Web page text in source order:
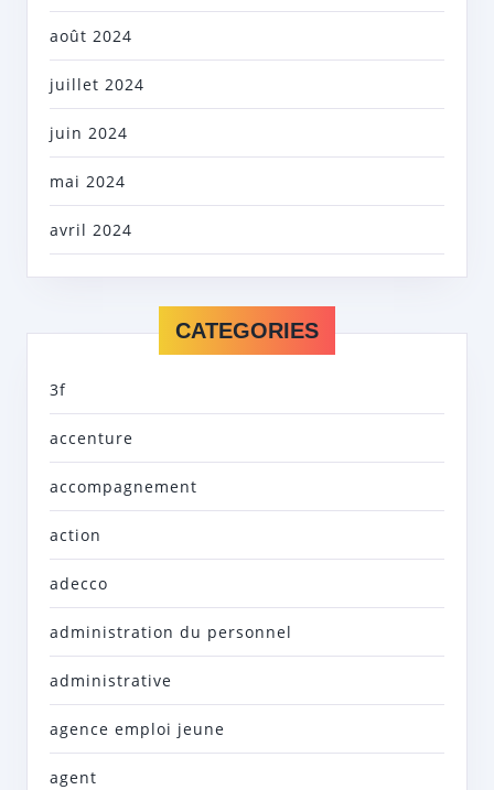
août 2024
juillet 2024
juin 2024
mai 2024
avril 2024
CATEGORIES
3f
accenture
accompagnement
action
adecco
administration du personnel
administrative
agence emploi jeune
agent